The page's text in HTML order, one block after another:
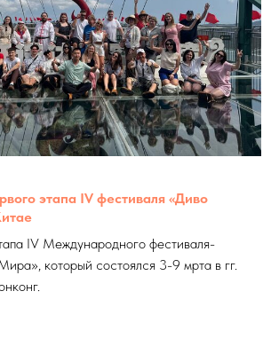
этапа IV фестиваля «Диво
IV Международного фестиваля-
который состоялся 3-9 мрта в гг.